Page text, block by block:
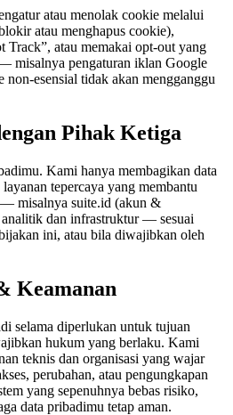
atau menolak cookie melalui
atau menghapus cookie),
Track”, atau memakai opt-out yang
misalnya pengaturan iklan Google
esensial tidak akan mengganggu
Pihak Ketiga
Kami hanya membagikan data
tepercaya yang membantu
misalnya suite.id (akun &
analitik dan infrastruktur — sesuai
ini, atau bila diwajibkan oleh
Keamanan
selama diperlukan untuk tujuan
hukum yang berlaku. Kami
teknis dan organisasi yang wajar
perubahan, atau pengungkapan
yang sepenuhnya bebas risiko,
data pribadimu tetap aman.